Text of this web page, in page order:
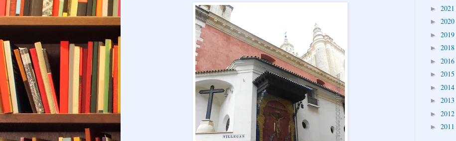
► 2021
► 2020
► 2019
► 2018
► 2016
► 2015
► 2014
► 2013
► 2012
► 2011